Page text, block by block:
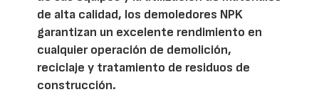
de alta calidad, los demoledores NPK
garantizan un excelente rendimiento en
cualquier operación de demolición,
reciclaje y tratamiento de residuos de
construcción.